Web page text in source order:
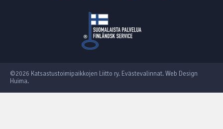
©2026 Katsastustoimipaikkojen Liitto ry. Evästevalinnat.Web Design
Huima.